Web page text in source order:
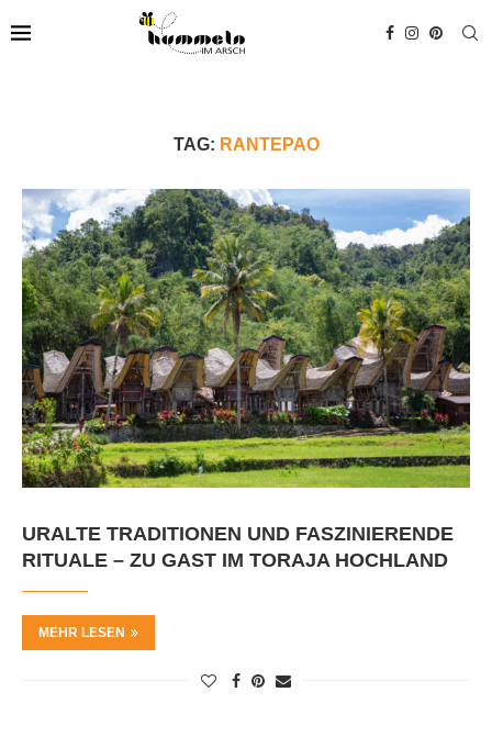
TAG: RANTEPAO
URALTE TRADITIONEN UND FASZINIERENDE
RITUALE – ZU GAST IM TORAJA HOCHLAND
MEHR LESEN